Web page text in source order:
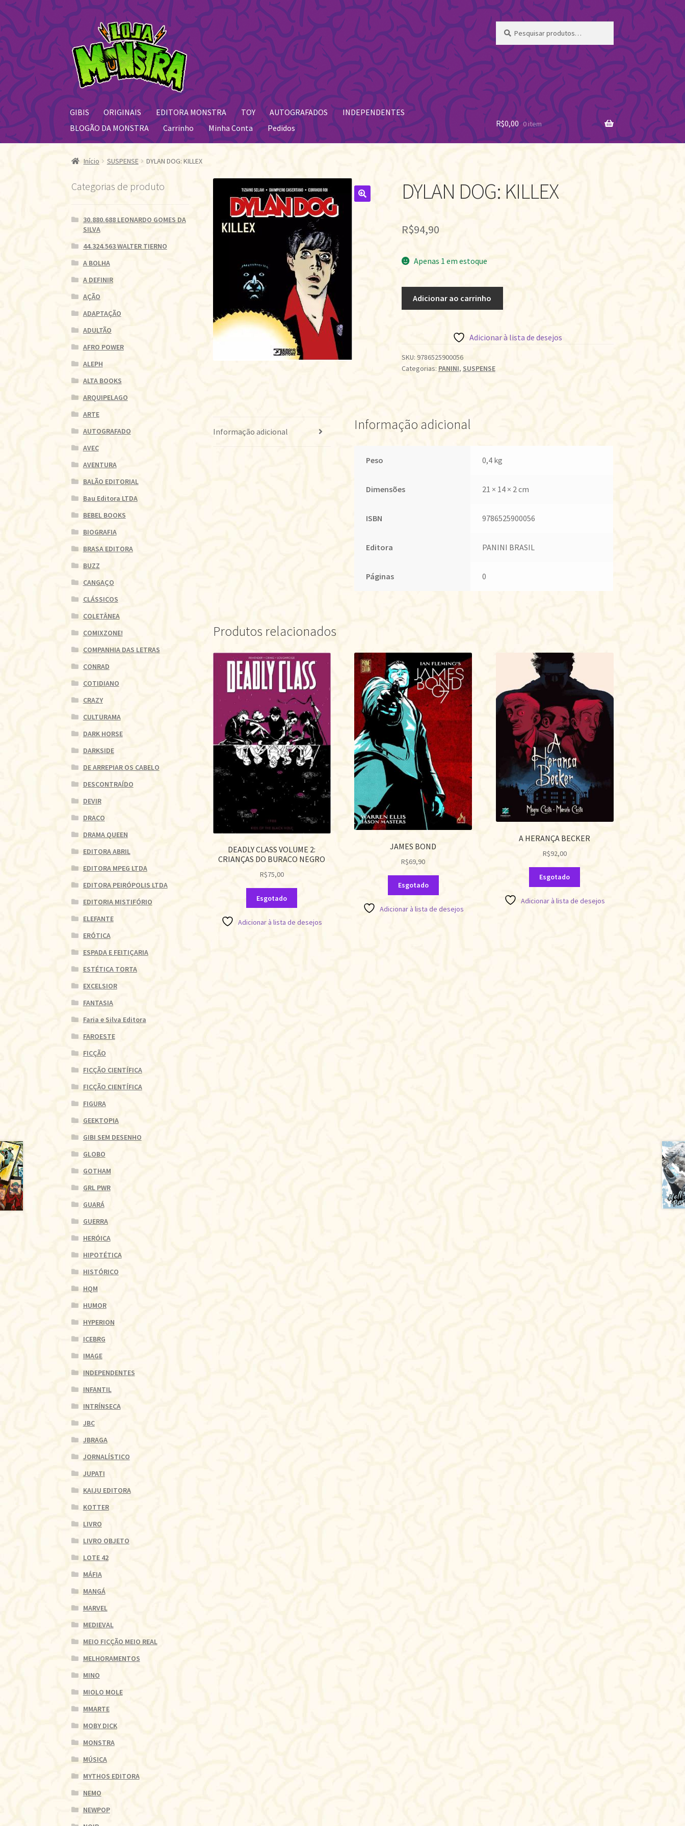
Pular
para
navegação
Pular
para
o
conteúdo
por:
GIBIS ORIGINAIS EDITORA MONSTRA TOY AUTOGRAFADOS
INDEPENDENTES
BLOGÃO DA MONSTRA
Carrinho Minha Conta Pedidos R$0,00 0 item
Início SUSPENSE DYLAN DOG: KILLEX
DYLAN DOG: KILLEX
R$94,90
Apenas 1 em estoque
Adicionar ao carrinho
Adicionar à lista de desejos
SKU: 9786525900056
Categorias: PANINI, SUSPENSE
Informação adicional Informação adicional
Peso 0,4 kg
Dimensões 21 × 14 × 2 cm
ISBN 9786525900056
Editora PANINI BRASIL
Páginas 0
Produtos relacionados
DEADLY CLASS VOLUME 2:
CRIANÇAS DO BURACO NEGRO
R$75,00
Esgotado
Adicionar à lista de desejos
JAMES BOND
R$69,90
Esgotado
Adicionar à lista de desejos
A HERANÇA BECKER
R$92,00
Esgotado
Adicionar à lista de desejos
Categorias de produto
30.880.688 LEONARDO GOMES DA
SILVA
44.324.563 WALTER TIERNO
A BOLHA
A DEFINIR
AÇÃO
ADAPTAÇÃO
ADULTÃO
AFRO POWER
ALEPH
ALTA BOOKS
ARQUIPELAGO
ARTE
AUTOGRAFADO
AVEC
AVENTURA
BALÃO EDITORIAL
Bau Editora LTDA
BEBEL BOOKS
BIOGRAFIA
BRASA EDITORA
BUZZ
CANGAÇO
CLÁSSICOS
COLETÂNEA
COMIXZONE!
COMPANHIA DAS LETRAS
CONRAD
COTIDIANO
CRAZY
CULTURAMA
DARK HORSE
DARKSIDE
DE ARREPIAR OS CABELO
DESCONTRAÍDO
DEVIR
DRACO
DRAMA QUEEN
EDITORA ABRIL
EDITORA MPEG LTDA
EDITORA PEIRÓPOLIS LTDA
EDITORIA MISTIFÓRIO
ELEFANTE
ERÓTICA
ESPADA E FEITIÇARIA
ESTÉTICA TORTA
EXCELSIOR
FANTASIA
Faria e Silva Editora
FAROESTE
FICÇÃO
FICÇÃO CIENTÍFICA
FICÇÃO CIENTÍFICA
FIGURA
GEEKTOPIA
GIBI SEM DESENHO
GLOBO
GOTHAM
GRL PWR
GUARÁ
GUERRA
HERÓICA
HIPOTÉTICA
HISTÓRICO
HQM
HUMOR
HYPERION
ICEBRG
IMAGE
INDEPENDENTES
INFANTIL
INTRÍNSECA
JBC
JBRAGA
JORNALÍSTICO
JUPATI
KAIJU EDITORA
KOTTER
LIVRO
LIVRO OBJETO
LOTE 42
MÁFIA
MANGÁ
MARVEL
MEDIEVAL
MEIO FICÇÃO MEIO REAL
MELHORAMENTOS
MINO
MIOLO MOLE
MMARTE
MOBY DICK
MONSTRA
MÚSICA
MYTHOS EDITORA
NEMO
NEWPOP